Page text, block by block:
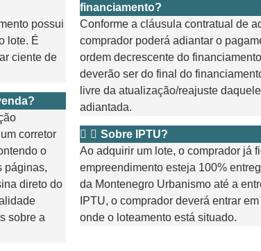
possui
lote. É
ciente de
corretor
o
páginas,
direto do
sobre a
financiamento?
Conforme a cláusula contratual de
comprador poderá adiantar o
ordem decrescente do
deverão ser do final do
livre da atualização/reajuste
adiantada.
Sobre IPTU?
Ao adquirir um lote, o comprador já
empreendimento esteja 100%
da Montenegro Urbanismo até a
IPTU, o comprador deverá entrar
onde o loteamento está situado.